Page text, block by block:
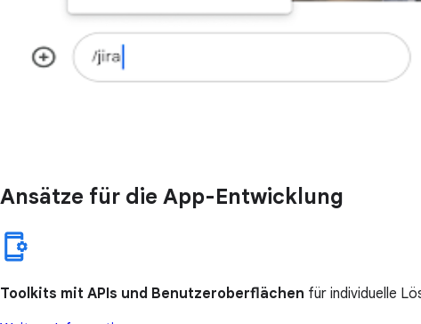
Ansätze für die App-Entwicklung
Toolkits mit APIs und Benutzeroberflächen für individuelle